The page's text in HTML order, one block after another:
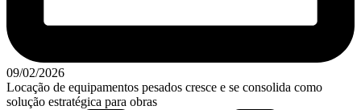
09/02/2026
Locação de equipamentos pesados cresce e se consolida como
solução estratégica para obras